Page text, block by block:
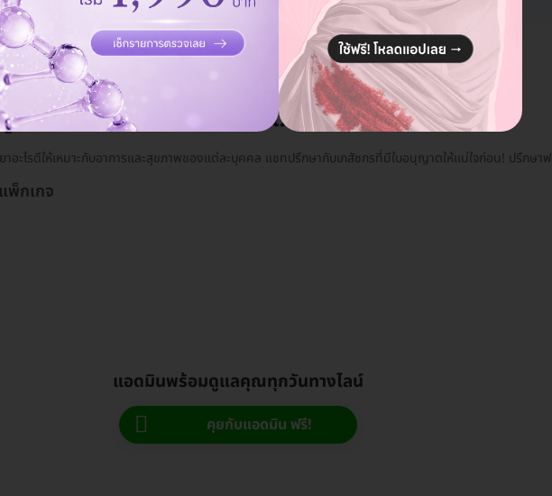
ลยา ปรึกษาผ่านแชทกับเภสัชง่ายๆ
าอะไรดีให้เหมาะกับอาการและสุขภาพของแต่ละบุคคล แชทปรึกษากับเภสัชกรที่มีใบอนุญาตให้แน่ใจก่อน! ปรึกษา
พ็กเกจ
แอดมินพร้อมดูแลคุณทุกวันทางไลน์
คุยกับแอดมิน ฟรี!